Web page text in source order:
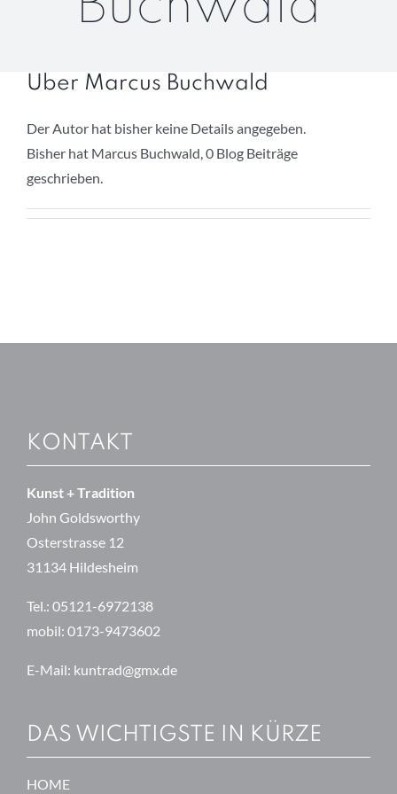
Über uns
Kontakt
Über Marcus Buchwald
Der Autor hat bisher keine Details angegeben.
Bisher hat Marcus Buchwald, 0 Blog Beiträge
geschrieben.
KONTAKT
Kunst + Tradition
John Goldsworthy
Osterstrasse 12
31134 Hildesheim
Tel.: 05121-6972138
mobil: 0173-9473602
E-Mail: kuntrad@gmx.de
DAS WICHTIGSTE IN KÜRZE
HOME